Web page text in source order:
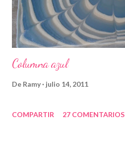
Columna azul
De Ramy julio 14, 2011
COMPARTIR 27 COMENTARIOS